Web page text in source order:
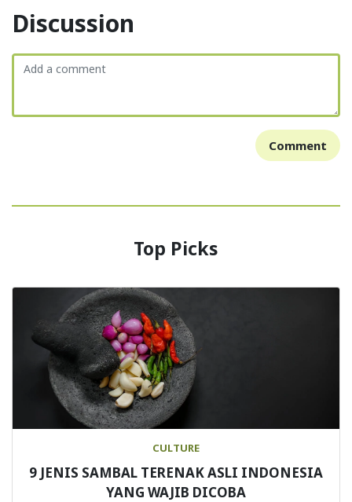
Discussion
Comment
Top Picks
CULTURE
9 JENIS SAMBAL TERENAK ASLI INDONESIA
YANG WAJIB DICOBA